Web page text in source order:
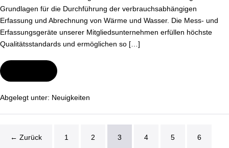
Grundlagen für die Durch­füh­rung der ver­brauchs­ab­hän­gi­gen
Erfassung und Abrechnung von Wärme und Wasser. Die Mess- und
Er­fas­sungs­ge­rä­te unserer Mit­glieds­un­ter­neh­men erfüllen höchste
Qua­li­täts­stan­dards und er­mög­li­chen so […]
Obmann
DIN-
Nor­
aus­
und
Abgelegt unter: Neu­ig­kei­ten
← Zurück 1 2 3 4 5 6